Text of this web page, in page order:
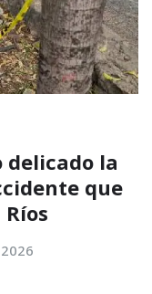
delicado la
que